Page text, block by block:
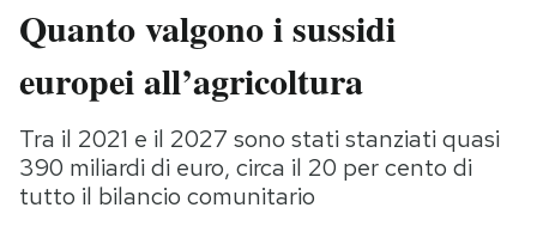
Italia
Politica
Tecnologia
Internet
Scienza
Moda
Consumismi
Storie/Idee
Ok Boomer!
Media
Quanto valgono i sussidi
europei all’agricoltura
Tra il 2021 e il 2027 sono stati stanziati quasi
390 miliardi di euro, circa il 20 per cento di
tutto il bilancio comunitario